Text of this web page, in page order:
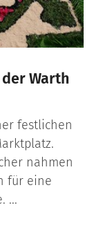
Warth
festlichen
nahmen
für eine
...